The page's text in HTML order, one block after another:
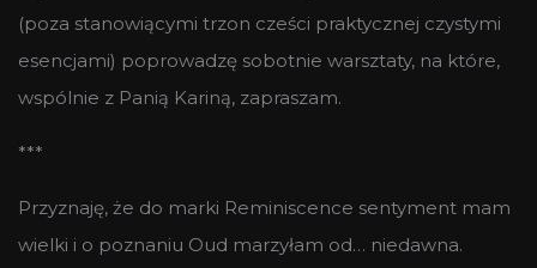
(poza stanowiącymi trzon cześci praktycznej czystymi
esencjami) poprowadzę sobotnie warsztaty, na które,
wspólnie z Panią Kariną, zapraszam.
***
Przyznaję, że do marki Reminiscence sentyment mam
wielki i o poznaniu Oud marzyłam od… niedawna.